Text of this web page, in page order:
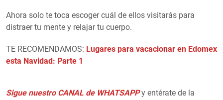
Ahora solo te toca escoger cuál de ellos visitarás para
distraer tu mente y relajar tu cuerpo.
TE RECOMENDAMOS: Lugares para vacacionar en Edomex
esta Navidad: Parte 1
Sigue nuestro CANAL de WHATSAPP y entérate de la